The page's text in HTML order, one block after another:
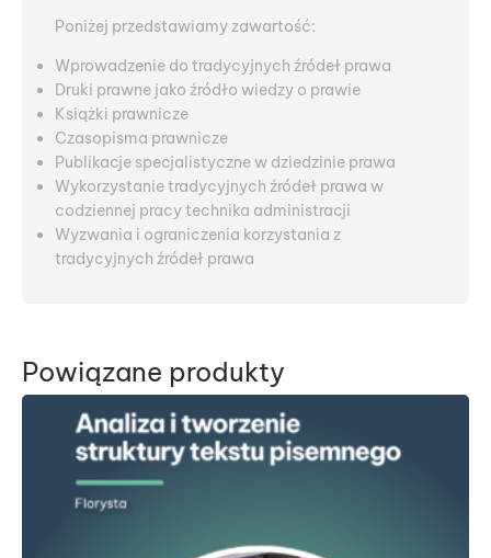
Poniżej przedstawiamy zawartość:
Wprowadzenie do tradycyjnych źródeł prawa
Druki prawne jako źródło wiedzy o prawie
Książki prawnicze
Czasopisma prawnicze
Publikacje specjalistyczne w dziedzinie prawa
Wykorzystanie tradycyjnych źródeł prawa w
codziennej pracy technika administracji
Wyzwania i ograniczenia korzystania z
tradycyjnych źródeł prawa
Powiązane produkty